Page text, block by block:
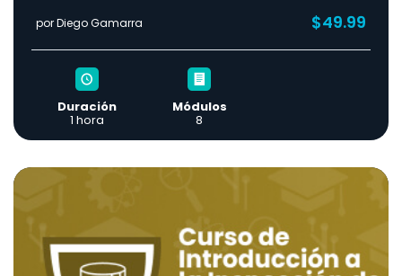
por Diego Gamarra $49.99
Duración
1 hora
Módulos
8